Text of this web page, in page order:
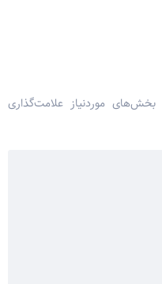
بخش‌های موردنیاز علامت‌گذاری